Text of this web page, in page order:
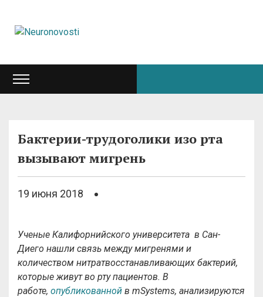
Бактерии-трудоголики изо рта
вызывают мигрень
19 июня 2018
Ученые Калифорнийского университета в Сан-
Диего нашли связь между мигренями и
количеством нитратвосстанавливающих бактерий,
которые живут во рту пациентов. В
работе, опубликованной в mSystems, анализируются